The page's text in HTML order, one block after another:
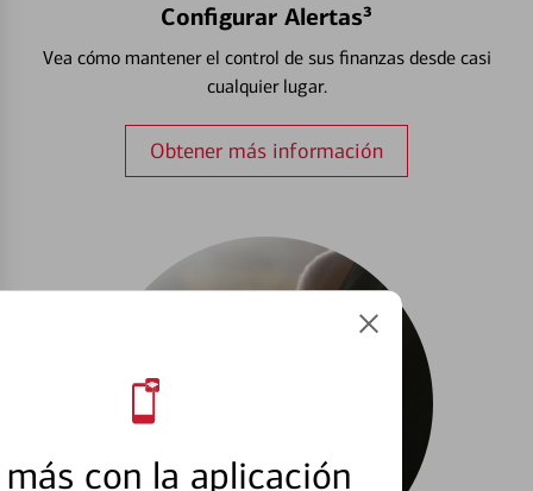
con la aplicación
Configurar Alertas³
Vea cómo mantener el control de sus finanzas desde casi
cualquier lugar.
Obtener más información